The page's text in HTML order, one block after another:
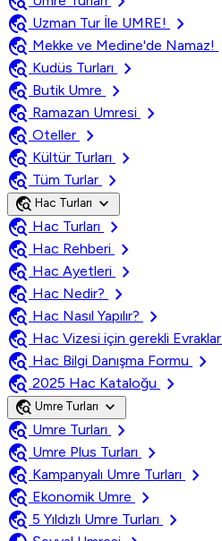
travel_explore Uzman Tur İle UMRE!
chevron_right
travel_explore Mekke ve Medine'de Namaz!
travel_explore Kudüs Turları
chevron_right
travel_explore Butik Umre
chevron_right
travel_explore Ramazan Umresi
chevron_right
travel_explore Oteller
chevron_right
travel_explore Kültür Turları
chevron_right
travel_explore Tüm Turlar chevron_right
travel_explore Hac Turları expand_more
travel_explore Hac Turları
chevron_right
travel_explore Hac Rehberi
chevron_right
travel_explore Hac Ayetleri
chevron_right
travel_explore Hac Nedir?
chevron_right
travel_explore Hac Nasıl Yapılır?
chevron_right
travel_explore Hac Vizesi için gerekli Evraklar
travel_explore Hac Bilgi Danışma Formu
chevron_right
travel_explore 2025 Hac Kataloğu chevron_right
travel_explore Umre Turları expand_more
travel_explore Umre Turları
chevron_right
travel_explore Umre Plus Turları
chevron_right
travel_explore Kampanyalı Umre Turları
chevron_right
travel_explore Ekonomik Umre
chevron_right
travel_explore 5 Yıldızlı Umre Turları
chevron_right